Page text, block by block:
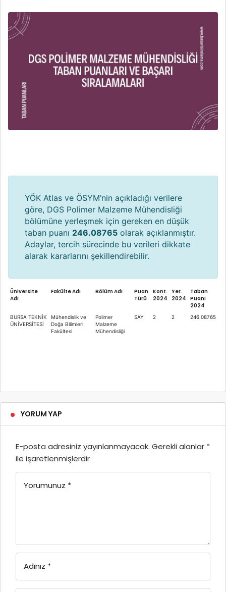
YÖK Atlas ve ÖSYM’nin açıkladığı verilere
göre, DGS Polimer Malzeme Mühendisliği
bölümüne yerleşmek için gereken en düşük
taban puanı 246.08765 olarak açıklanmıştır.
Adaylar, tercih sürecinde bu verileri dikkate
alarak kararlarını şekillendirebilir.
Üniversite
Adı
Fakülte Adı Bölüm Adı
Puan
Türü
Kont.
2024
Yer.
2024
Taban
Puanı
2024
BURSA TEKNİK
ÜNİVERSİTESİ
Mühendislik ve
Doğa Bilimleri
Fakültesi
Polimer
Malzeme
Mühendisliği
SAY 2 2 246.08765
YORUM YAP
E-posta adresiniz yayınlanmayacak. Gerekli alanlar *
ile işaretlenmişlerdir
Yorumunuz *
Adınız *